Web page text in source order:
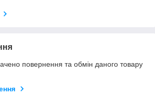
повернення та обмін даного товару